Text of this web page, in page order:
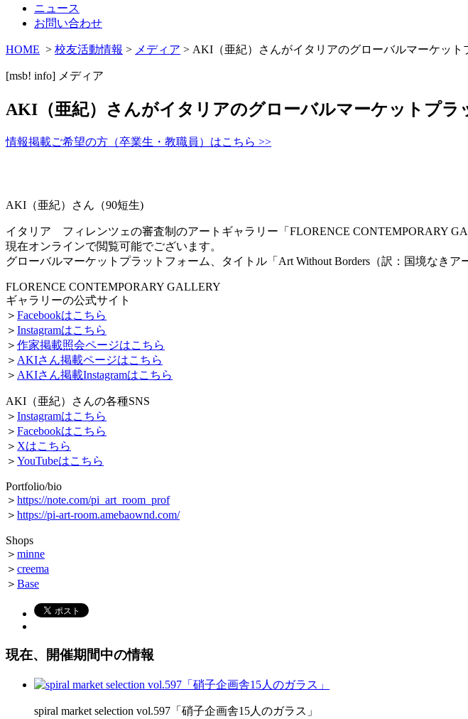
ニュース
お問い合わせ
HOME > 校友活動情報 > メディア > AKI（亜紀）さんがイタリアのグローバルマーケット
[msb! info] メディア
AKI（亜紀）さんがイタリアのグローバルマーケットプラ
情報掲載ご希望の方（卒業生・教職員）はこちら >>
AKI（亜紀）さん（90短生)
イタリア フィレンツェの審査制のアートギャラリー「FLORENCE CONTEMPORARY
現在オンラインで閲覧可能でございます。
グローバルマーケットプラットフォーム、タイトル「Art Without Borders（訳：国境なきア
FLORENCE CONTEMPORARY GALLERY
ギャラリーの公式サイト
＞ Facebookはこちら
＞ Instagramはこちら
＞ 作家掲載照会ページはこちら
＞ AKIさん掲載ページはこちら
＞ AKIさん掲載Instagramはこちら
AKI（亜紀）さんの各種SNS
＞ Instagramはこちら
＞ Facebookはこちら
＞ Xはこちら
＞ YouTubeはこちら
Portfolio/bio
＞ https://note.com/pi_art_room_prof
＞ https://pi-art-room.amebaownd.com/
Shops
＞ minne
＞ creema
＞ Base
現在、開催期間中の情報
spiral market selection vol.597「硝子企画舎15人のガラス」